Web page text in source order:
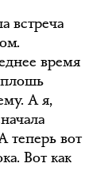
встреча
время
А я,
теперь вот
Вот как